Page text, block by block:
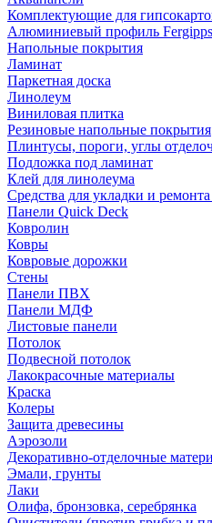
Комплектующие для
Алюминиевый профиль Fergipps
Напольные покрытия
Ламинат
Паркетная доска
Линолеум
Виниловая плитка
Резиновые напольные покрытия
Плинтусы, пороги, углы
Подложка под ламинат
Клей для линолеума
Средства для укладки и
Панели Quick Deck
Ковролин
Ковры
Ковровые дорожки
Стены
Панели ПВХ
Панели МДФ
Листовые панели
Потолок
Подвесной потолок
Лакокрасочные материалы
Краска
Колеры
Защита древесины
Аэрозоли
Декоративно-отделочные
Эмали, грунты
Лаки
Олифа, бронзовка, серебрянка